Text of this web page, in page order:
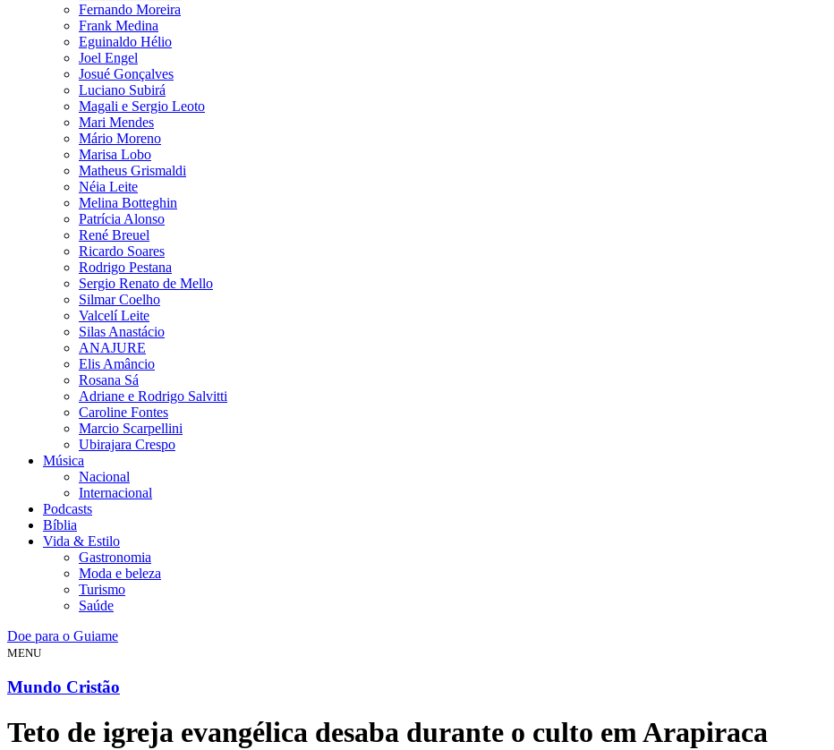
Fernando Moreira
Frank Medina
Eguinaldo Hélio
Joel Engel
Josué Gonçalves
Luciano Subirá
Magali e Sergio Leoto
Mari Mendes
Mário Moreno
Marisa Lobo
Matheus Grismaldi
Néia Leite
Melina Botteghin
Patrícia Alonso
René Breuel
Ricardo Soares
Rodrigo Pestana
Sergio Renato de Mello
Silmar Coelho
Valcelí Leite
Silas Anastácio
ANAJURE
Elis Amâncio
Rosana Sá
Adriane e Rodrigo Salvitti
Caroline Fontes
Marcio Scarpellini
Ubirajara Crespo
Música
Nacional
Internacional
Podcasts
Bíblia
Vida & Estilo
Gastronomia
Moda e beleza
Turismo
Saúde
Doe para o Guiame
MENU
Mundo Cristão
Teto de igreja evangélica desaba durante o culto em Arapiraca